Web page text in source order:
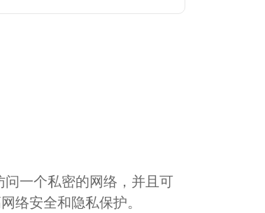
一个私密的网络，并且可
络安全和隐私保护。